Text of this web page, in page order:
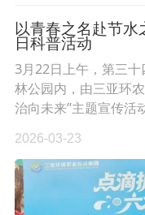
以青春之名赴节
日科普活动
3月22日上午，第三十
林公园内，由三亚环
治向未来”主题宣传
2026-03-23